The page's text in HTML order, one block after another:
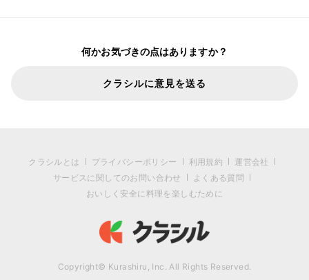
何かお気づきの点はありますか？
クラシルに意見を送る
クラシルとは プライバシーポリシー 利用規約
運営会社
サービスに関してのお問い合わせ
よくある質問
おいしく安全に料理を楽しむために
Copyright© Kurashiru, Inc. All Rights Reserved.